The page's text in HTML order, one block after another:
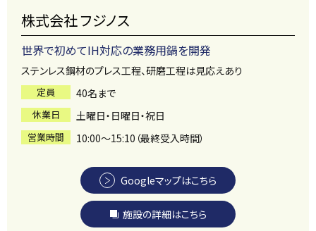
株式会社 フジノス
世界で初めてIH対応の業務用鍋を開発
ステンレス鋼材のプレス工程、研磨工程は見応えあり
定員 40名まで
休業日 土曜日・日曜日・祝日
営業時間 10:00～15:10（最終受入時間）
Googleマップはこちら
施設の詳細はこちら